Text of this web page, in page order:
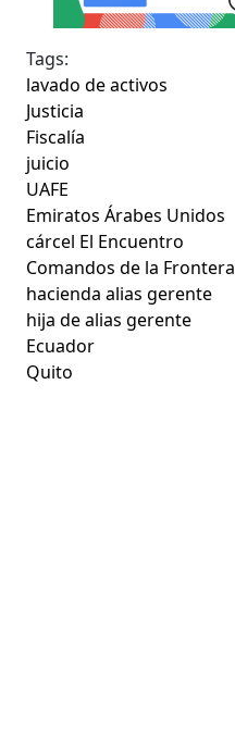
Tags:
lavado de activos
Justicia
Fiscalía
juicio
UAFE
Emiratos Árabes Unidos
cárcel El Encuentro
Comandos de la Frontera
hacienda alias gerente
hija de alias gerente
Ecuador
Quito